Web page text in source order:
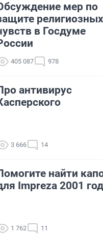
мер по
религиозных
в Госдуме
405 087 978
антивирус
3 666 14
найти
Impreza 2001
1 762 11